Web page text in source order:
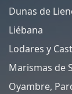
Dunas de
Liébana
Lodares y
Marismas de
Oyambre,